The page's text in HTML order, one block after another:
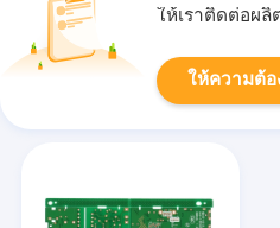
ให้เราติดต่อผ
ให้ความต้